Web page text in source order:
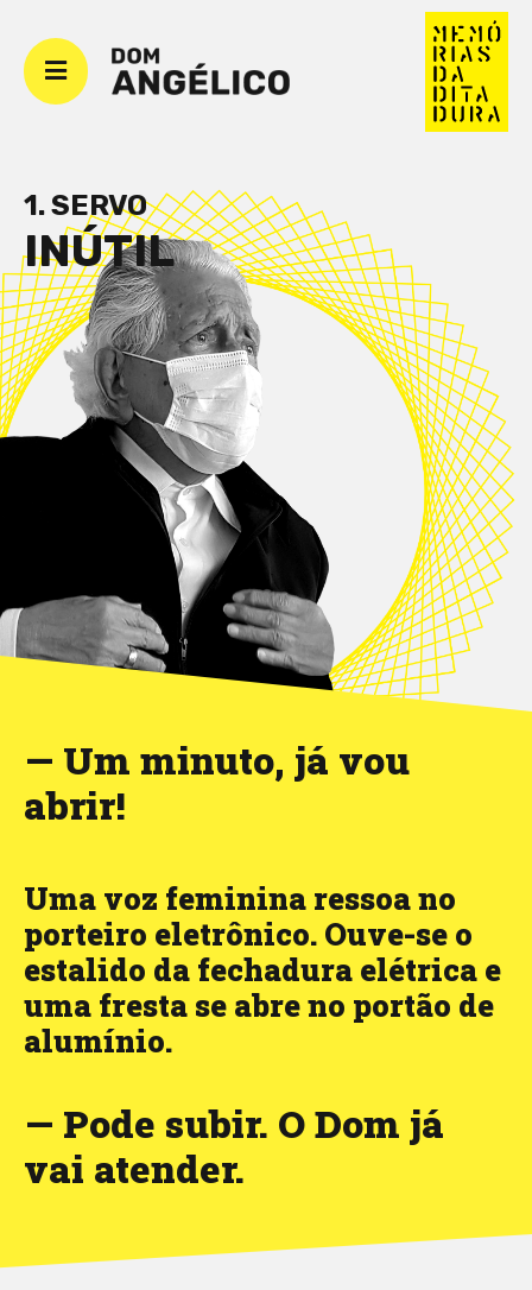
1. SERVO
INÚTIL
— Um minuto, já vou
abrir!
Uma voz feminina ressoa no
porteiro eletrônico. Ouve-se o
estalido da fechadura elétrica e
uma fresta se abre no portão de
alumínio.
— Pode subir. O Dom já
vai atender.